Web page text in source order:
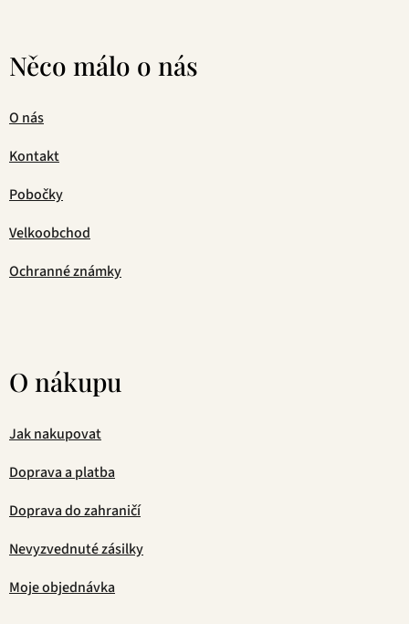
Něco málo o nás
O nás
Kontakt
Pobočky
Velkoobchod
Ochranné známky
O nákupu
Jak nakupovat
Doprava a platba
Doprava do zahraničí
Nevyzvednuté zásilky
Moje objednávka